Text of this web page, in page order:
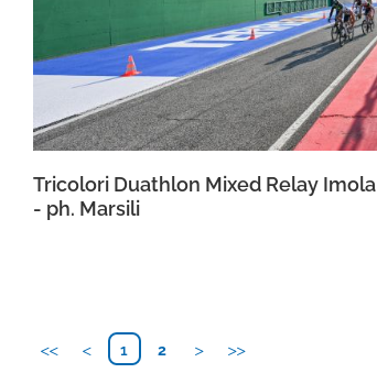
Tricolori Duathlon Mixed Relay Imola
- ph. Marsili
1 2